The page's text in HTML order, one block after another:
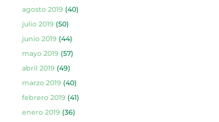
agosto 2019 (40)
julio 2019 (50)
junio 2019 (44)
mayo 2019 (57)
abril 2019 (49)
marzo 2019 (40)
febrero 2019 (41)
enero 2019 (36)